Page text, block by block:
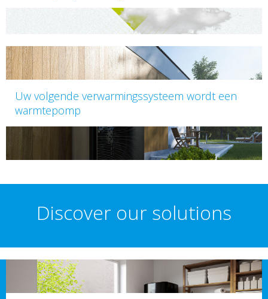
Uw volgende verwarmingssysteem wordt een
warmtepomp
Discover our solutions